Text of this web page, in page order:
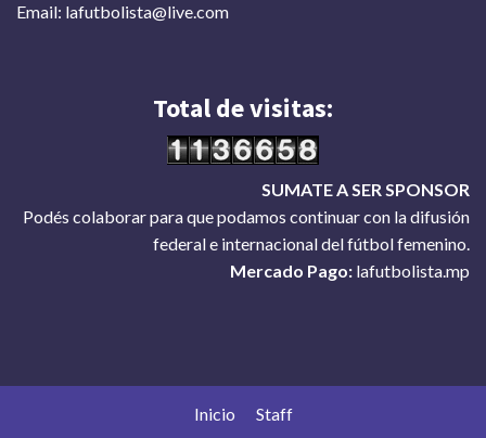
Email: lafutbolista@live.com
Total de visitas:
SUMATE A SER SPONSOR
Podés colaborar para que podamos continuar con la difusión
federal e internacional del fútbol femenino.
Mercado Pago: lafutbolista.mp
Inicio Staff